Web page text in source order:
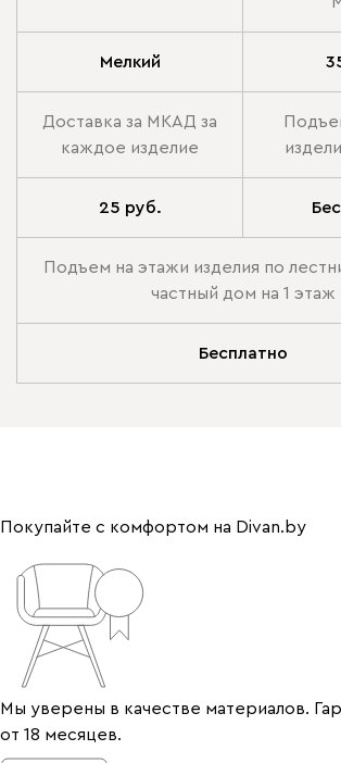
Мелкий
Доставка за МКАД за
каждое изделие
25 руб.
Подъем на этажи изделия по
частный дом на 1 этаж
Бесплатно
Покупайте с комфортом на Divan.by
Мы уверены в качестве материалов.
от 18 месяцев.